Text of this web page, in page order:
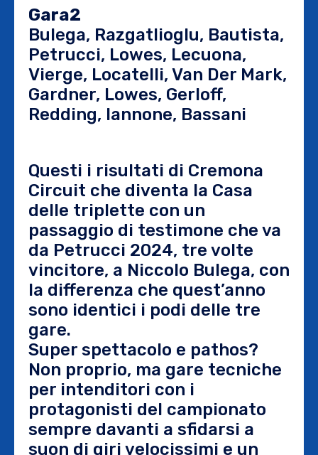
Gara2
Bulega, Razgatlioglu, Bautista,
Petrucci, Lowes, Lecuona,
Vierge, Locatelli, Van Der Mark,
Gardner, Lowes, Gerloff,
Redding, Iannone, Bassani
Questi i risultati di Cremona
Circuit che diventa la Casa
delle triplette con un
passaggio di testimone che va
da Petrucci 2024, tre volte
vincitore, a Niccolo Bulega, con
la differenza che quest’anno
sono identici i podi delle tre
gare.
Super spettacolo e pathos?
Non proprio, ma gare tecniche
per intenditori con i
protagonisti del campionato
sempre davanti a sfidarsi a
suon di giri velocissimi e un